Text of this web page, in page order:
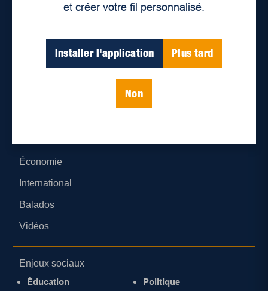
et créer votre fil personnalisé.
Installer l'application Plus tard
Non
Économie
International
Balados
Vidéos
Enjeux sociaux
Éducation
Politique